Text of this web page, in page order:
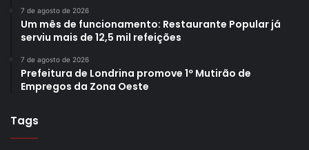
7 de agosto de 2026
Um mês de funcionamento: Restaurante Popular já
serviu mais de 12,5 mil refeições
7 de agosto de 2026
Prefeitura de Londrina promove 1º Mutirão de
Empregos da Zona Oeste
Tags